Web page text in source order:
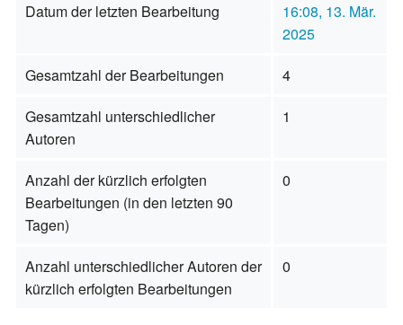
Datum der letzten Bearbeitung
16:08, 13. Mär.
2025
Gesamtzahl der Bearbeitungen
4
Gesamtzahl unterschiedlicher
Autoren
1
Anzahl der kürzlich erfolgten
Bearbeitungen (in den letzten 90
Tagen)
0
Anzahl unterschiedlicher Autoren der
kürzlich erfolgten Bearbeitungen
0